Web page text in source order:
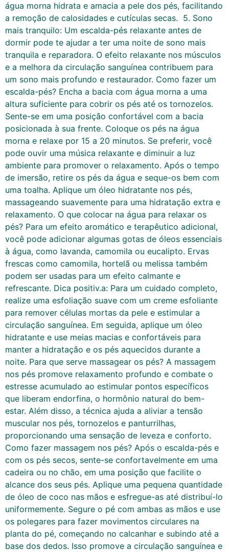
água morna hidrata e amacia a pele dos pés, facilitando
a remoção de calosidades e cutículas secas. 5. Sono
mais tranquilo: Um escalda-pés relaxante antes de
dormir pode te ajudar a ter uma noite de sono mais
tranquila e reparadora. O efeito relaxante nos músculos
e a melhora da circulação sanguínea contribuem para
um sono mais profundo e restaurador. Como fazer um
escalda-pés? Encha a bacia com água morna a uma
altura suficiente para cobrir os pés até os tornozelos.
Sente-se em uma posição confortável com a bacia
posicionada à sua frente. Coloque os pés na água
morna e relaxe por 15 a 20 minutos. Se preferir, você
pode ouvir uma música relaxante e diminuir a luz
ambiente para promover o relaxamento. Após o tempo
de imersão, retire os pés da água e seque-os bem com
uma toalha. Aplique um óleo hidratante nos pés,
massageando suavemente para uma hidratação extra e
relaxamento. O que colocar na água para relaxar os
pés? Para um efeito aromático e terapêutico adicional,
você pode adicionar algumas gotas de óleos essenciais
à água, como lavanda, camomila ou eucalipto. Ervas
frescas como camomila, hortelã ou melissa também
podem ser usadas para um efeito calmante e
refrescante. Dica positiv.a: Para um cuidado completo,
realize uma esfoliação suave com um creme esfoliante
para remover células mortas da pele e estimular a
circulação sanguínea. Em seguida, aplique um óleo
hidratante e use meias macias e confortáveis para
manter a hidratação e os pés aquecidos durante a
noite. Para que serve massagear os pés? A massagem
nos pés promove relaxamento profundo e combate o
estresse acumulado ao estimular pontos específicos
que liberam endorfina, o hormônio natural do bem-
estar. Além disso, a técnica ajuda a aliviar a tensão
muscular nos pés, tornozelos e panturrilhas,
proporcionando uma sensação de leveza e conforto.
Como fazer massagem nos pés? Após o escalda-pés e
com os pés secos, sente-se confortavelmente em uma
cadeira ou no chão, em uma posição que facilite o
alcance dos seus pés. Aplique uma pequena quantidade
de óleo de coco nas mãos e esfregue-as até distribuí-lo
uniformemente. Segure o pé com ambas as mãos e use
os polegares para fazer movimentos circulares na
planta do pé, começando no calcanhar e subindo até a
base dos dedos. Isso promove a circulação sanguínea e